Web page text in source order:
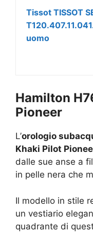
Tissot TISSOT
uomo
Hamilton
Pioneer
L’orologio
Khaki Pilot
dalle sue anse a
in pelle nera che
Il modello in stile
un vestiario
quadrante di